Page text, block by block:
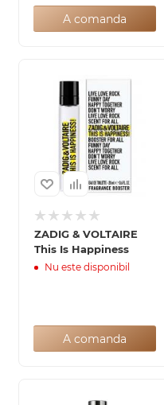
A comanda
ZADIG & VOLTAIRE
This Is Happiness
Nu este disponibil
A comanda